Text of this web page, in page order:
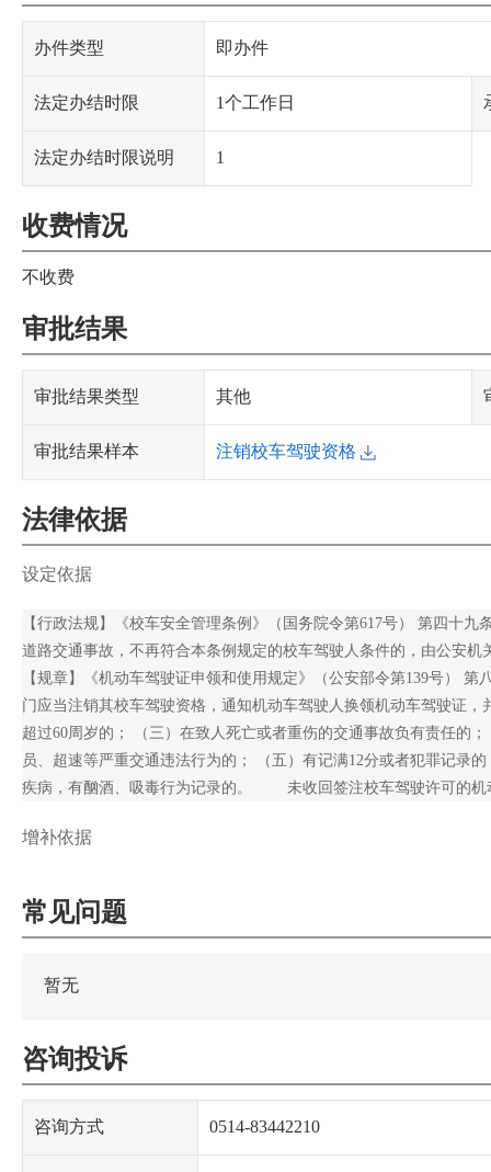
办件类型 即办件
法定办结时限 1个工作日
法定办结时限说明 1
收费情况
不收费
审批结果
审批结果类型 其他
审批结果样本 注销校车驾驶资格
法律依据
设定依据
【行政法规】《校车安全管理条例》（国务院令第617号） 第四十
道路交通事故，不再符合本条例规定的校车驾驶人条件的，由公安
【规章】《机动车驾驶证申领和使用规定》（公安部令第139号）
门应当注销其校车驾驶资格，通知机动车驾驶人换领机动车驾驶证
超过60周岁的； （三）在致人死亡或者重伤的交通事故负有责任的
员、超速等严重交通违法行为的； （五）有记满12分或者犯罪记录
疾病，有酗酒、吸毒行为记录的。 未收回签注校车驾驶许可的机
增补依据
常见问题
暂无
咨询投诉
咨询方式 0514-83442210